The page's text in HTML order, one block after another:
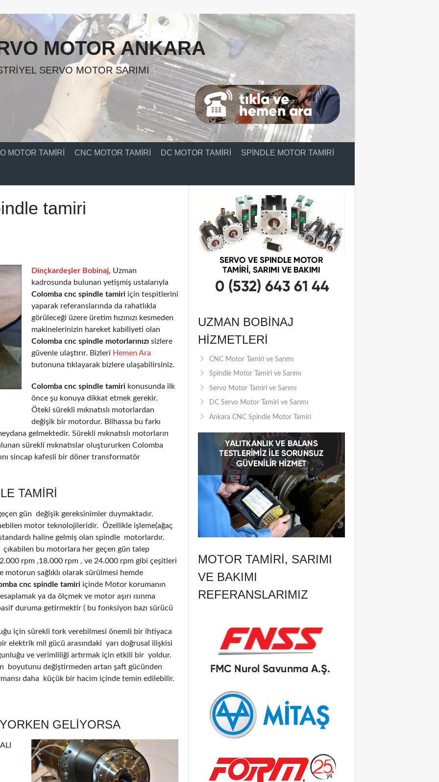
MOTOR ANKARA
SERVO MOTOR SARIMI
MOTOR TAMIRI CNC MOTOR TAMIRI DC MOTOR TAMIRI SPINDLE MOTOR TAMIRI
tamiri
Dinçkardeşler Bobinaj, Uzman
kadrosunda bulunan yetişmiş ustalarıyla
Colomba cnc spindle tamiri için tespitlerini
yaparak referanslarında da rahatlıkla
görüleceği üzere üretim hızınızı kesmeden
makinelerinizin hareket kabiliyeti olan
Colomba cnc spindle motorlarınızı sizlere
güvenle ulaştırır. Bizleri Hemen Ara
butonuna tıklayarak bizlere ulaşabilirsiniz.
Colomba cnc spindle tamiri konusunda ilk
önce şu konuya dikkat etmek gerekir.
Öteki sürekli mıknatıslı motorlardan
değişik bir motordur. Bilhassa bu farkı
gelmektedir. Sürekli mıknatıslı motorların
sürekli mıknatıslar oluştururken Colomba
sincap kafesli bir döner transformatör
TAMIRI
gün değişik gereksinimler duymaktadır.
motor teknolojileridir. Özellikle işleme(ağaç
haline gelmiş olan spindle motorlardır.
bu motorlara her geçen gün talep
rpm ,18.000 rpm , ve 24.000 rpm gibi çeşitleri
sağlıklı olarak sürülmesi hemde
cnc spindle tamiri içinde Motor korumanın
ya da ölçmek ve motor aşırı ısınma
duruma getirmektir ( bu fonksiyon bazı sürücü
için sürekli tork verebilmesi önemli bir ihtiyaca
elektrik mil gücü arasındaki yarı doğrusal ilişkisi
ve verimliliği artırmak için etkili bir yoldur.
boyutunu değiştirmeden artan şaft gücünden
daha küçük bir hacim içinde temin edilebilir.
GELİYORSA
UZMAN BOBINAJ
HIZMETLERI
CNC Motor Tamiri ve Sarımı
Spindle Motor Tamiri ve Sarımı
Servo Motor Tamiri ve Sarımı
DC Servo Motor Tamiri ve Sarımı
Ankara CNC Spindle Motor Tamiri
MOTOR TAMIRI, SARIMI
VE BAKIMI
REFERANSLARIMIZ